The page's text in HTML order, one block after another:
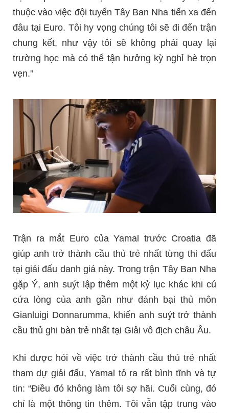
thuộc vào việc đội tuyển Tây Ban Nha tiến xa đến
đâu tại Euro. Tôi hy vọng chúng tôi sẽ đi đến trận
chung kết, như vậy tôi sẽ không phải quay lại
trường học mà có thể tận hưởng kỳ nghỉ hè trọn
vẹn.”
Trận ra mắt Euro của Yamal trước Croatia đã
giúp anh trở thành cầu thủ trẻ nhất từng thi đấu
tại giải đấu danh giá này. Trong trận Tây Ban Nha
gặp Ý, anh suýt lập thêm một kỷ lục khác khi cú
cứa lòng của anh gần như đánh bại thủ môn
Gianluigi Donnarumma, khiến anh suýt trở thành
cầu thủ ghi bàn trẻ nhất tại Giải vô địch châu Âu.
Khi được hỏi về việc trở thành cầu thủ trẻ nhất
tham dự giải đấu, Yamal tỏ ra rất bình tĩnh và tự
tin: “Điều đó không làm tôi sợ hãi. Cuối cùng, đó
chỉ là một thông tin thêm. Tôi vẫn tập trung vào